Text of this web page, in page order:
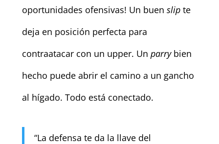
oportunidades ofensivas! Un buen slipte
deja en posición perfecta para
contraatacar con un upper. Un parrybien
hecho puede abrir el camino a un gancho
al hígado. Todo está conectado.
“La defensa te da la llave del